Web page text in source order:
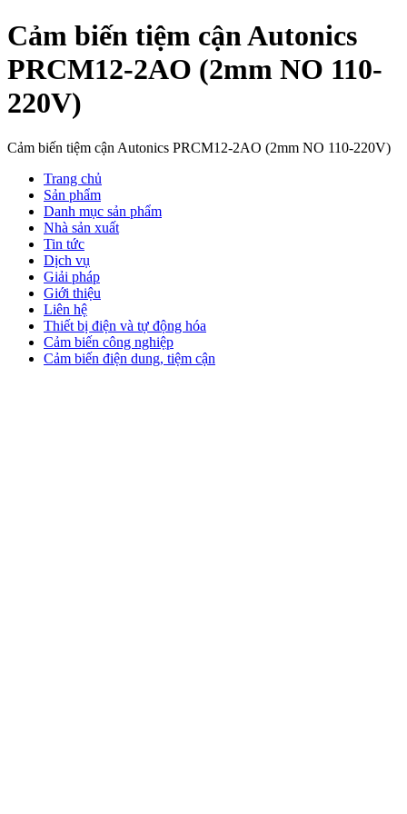
Cảm biến tiệm cận Autonics
PRCM12-2AO (2mm NO 110-
220V)
Cảm biến tiệm cận Autonics PRCM12-2AO (2mm NO 110-220V)
Trang chủ
Sản phẩm
Danh mục sản phẩm
Nhà sản xuất
Tin tức
Dịch vụ
Giải pháp
Giới thiệu
Liên hệ
Thiết bị điện và tự động hóa
Cảm biến công nghiệp
Cảm biến điện dung, tiệm cận